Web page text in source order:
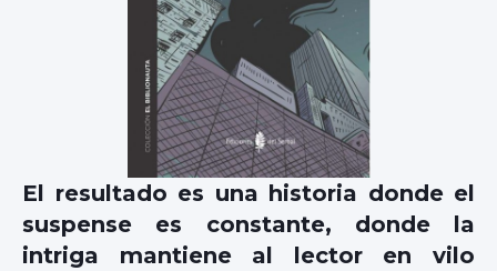
El resultado es una historia donde el
suspense es constante, donde la
intriga mantiene al lector en vilo